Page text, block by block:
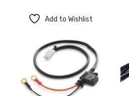
Add to Wishlist